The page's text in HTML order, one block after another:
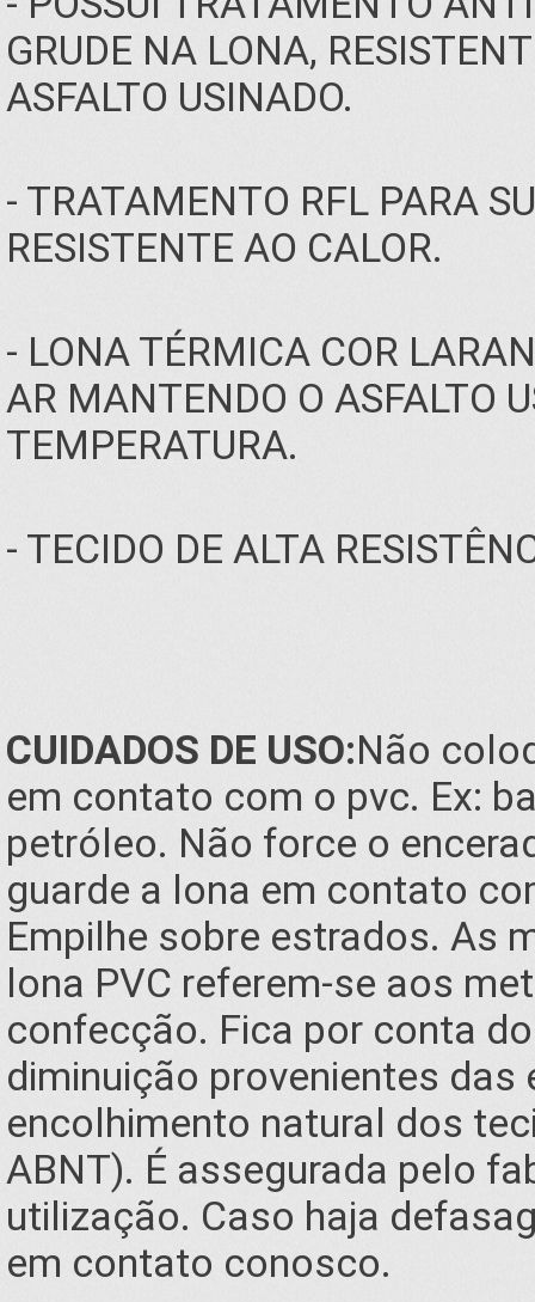
GRUDE NA LONA,
ASFALTO USINADO.
- TRATAMENTO RFL PARA
RESISTENTE AO CALOR.
- LONA TÉRMICA COR
AR MANTENDO O ASFALTO
TEMPERATURA.
- TECIDO DE ALTA
CUIDADOS DE USO:Não
em contato com o pvc. Ex:
petróleo. Não force o
guarde a lona em contato
Empilhe sobre estrados. As
lona PVC referem-se aos
confecção. Fica por conta
diminuição provenientes
encolhimento natural dos
ABNT). É assegurada pelo
utilização. Caso haja
em contato conosco.